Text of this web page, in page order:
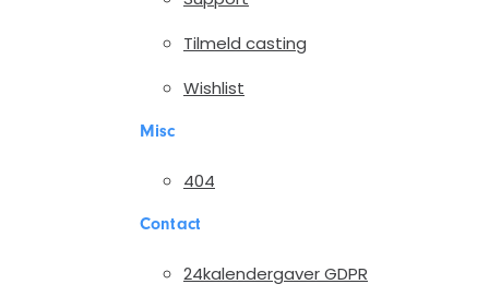
Tilmeld casting
Wishlist
Misc
404
Contact
24kalendergaver GDPR